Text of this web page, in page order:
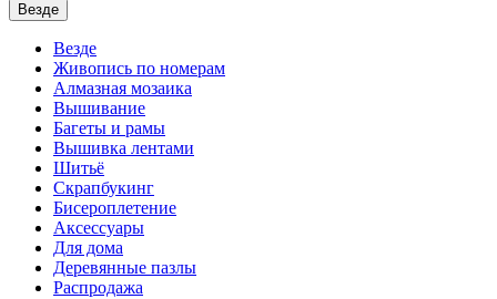
Везде
Везде
Живопись по номерам
Алмазная мозаика
Вышивание
Багеты и рамы
Вышивка лентами
Шитьё
Скрапбукинг
Бисероплетение
Аксессуары
Для дома
Деревянные пазлы
Распродажа